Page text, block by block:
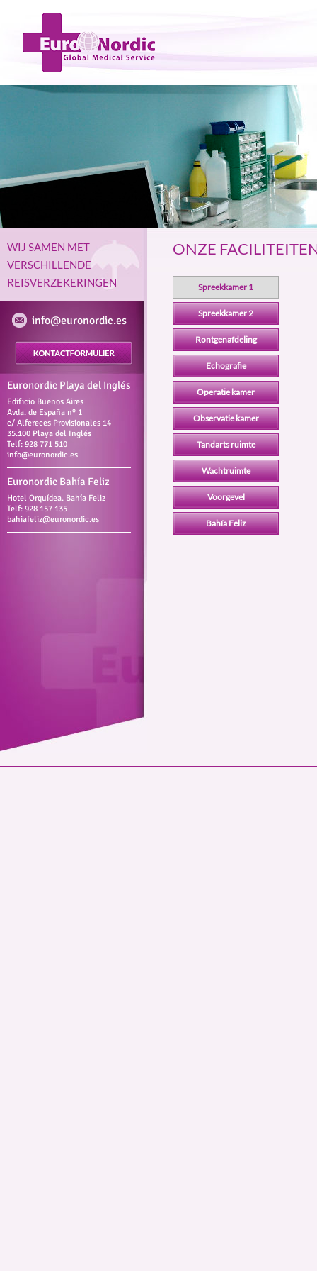
WIJ SAMEN MET
VERSCHILLENDE
REISVERZEKERINGEN
info@euronordic.es
Euronordic Playa del Inglés
Edificio Buenos Aires
Avda. de España nº 1
c/ Alfereces Provisionales 14
35.100 Playa del Inglés
Telf: 928 771 510
info@euronordic.es
Euronordic Bahía Feliz
Hotel Orquídea. Bahía Feliz
Telf: 928 157 135
bahiafeliz@euronordic.es
ONZE
Spreekkamer 1
Spreekkamer 2
Rontgenafdeling
Echografie
Operatie kamer
Observatie kamer
Tandarts ruimte
Wachtruimte
Voorgevel
Bahía Feliz